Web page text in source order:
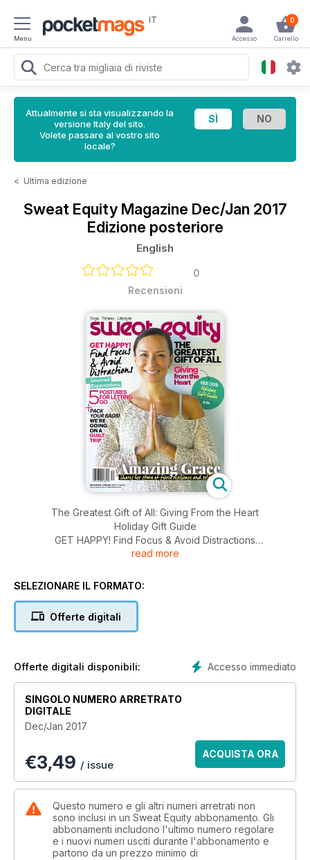
Menu
IT 0
Carrello
Accesso
Attualmente si sta visualizzando la
versione Italy del sito.
Volete passare al vostro sito
locale?
< Ultima edizione
Sweat Equity Magazine Dec/Jan 2017
Edizione posteriore
English
0
Recensioni
The Greatest Gift of All: Giving From the Heart
Holiday Gift Guide
GET HAPPY! Find Focus & Avoid Distractions
Lowered Expectations 5 Postures for Letting Go
Amazing Grace Shares her Story of Fierce Resilience and
read more
SELEZIONARE IL FORMATO:
Offerte digitali
Accesso immediato
Offerte digitali disponibili:
SINGOLO NUMERO ARRETRATO
DIGITALE
Dec/Jan 2017
€3,49 / issue
ACQUISTA ORA
Questo numero e gli altri numeri arretrati non
sono inclusi in un Sweat Equity abbonamento. Gli
abbonamenti includono l'ultimo numero regolare
e i nuovi numeri usciti durante l'abbonamento e
partono da un prezzo minimo di